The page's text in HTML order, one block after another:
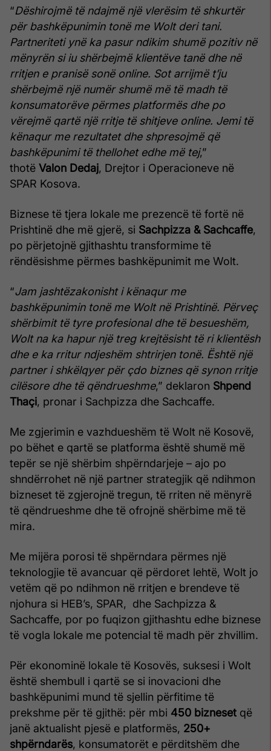
“Dëshirojmë të ndajmë një vlerësim të shkurtër
për bashkëpunimin tonë me Wolt deri tani.
Partneriteti ynë ka pasur ndikim shumë pozitiv në
mënyrën si iu shërbejmë klientëve tanë dhe në
rritjen e pranisë sonë online. Sot arrijmë t’ju
shërbejmë një numër shumë më të madh të
konsumatorëve përmes platformës dhe po
vërejmë qartë një rritje të shitjeve online. Jemi të
kënaqur me rezultatet dhe shpresojmë që
bashkëpunimi të thellohet edhe më tej,”
thotë Valon Dedaj, Drejtor i Operacioneve në
SPAR Kosova.
Biznese të tjera lokale me prezencë të fortë në
Prishtinë dhe më gjerë, si Sachpizza & Sachcaffe,
po përjetojnë gjithashtu transformime të
rëndësishme përmes bashkëpunimit me Wolt.
“Jam jashtëzakonisht i kënaqur me
bashkëpunimin tonë me Wolt në Prishtinë. Përveç
shërbimit të tyre profesional dhe të besueshëm,
Wolt na ka hapur një treg krejtësisht të ri klientësh
dhe e ka rritur ndjeshëm shtrirjen tonë. Është një
partner i shkëlqyer për çdo biznes që synon rritje
cilësore dhe të qëndrueshme,” deklaron Shpend
Thaçi, pronar i Sachpizza dhe Sachcaffe.
Me zgjerimin e vazhdueshëm të Wolt në Kosovë,
po bëhet e qartë se platforma është shumë më
tepër se një shërbim shpërndarjeje – ajo po
shndërrohet në një partner strategjik që ndihmon
bizneset të zgjerojnë tregun, të rriten në mënyrë
të qëndrueshme dhe të ofrojnë shërbime më të
mira.
Me mijëra porosi të shpërndara përmes një
teknologjie të avancuar që përdoret lehtë, Wolt jo
vetëm që po ndihmon në rritjen e brendeve të
njohura si HEB’s, SPAR, dhe Sachpizza &
Sachcaffe, por po fuqizon gjithashtu edhe biznese
të vogla lokale me potencial të madh për zhvillim.
Për ekonominë lokale të Kosovës, suksesi i Wolt
është shembull i qartë se si inovacioni dhe
bashkëpunimi mund të sjellin përfitime të
prekshme për të gjithë: për mbi 450 bizneset që
janë aktualisht pjesë e platformës, 250+
shpërndarës, konsumatorët e përditshëm dhe